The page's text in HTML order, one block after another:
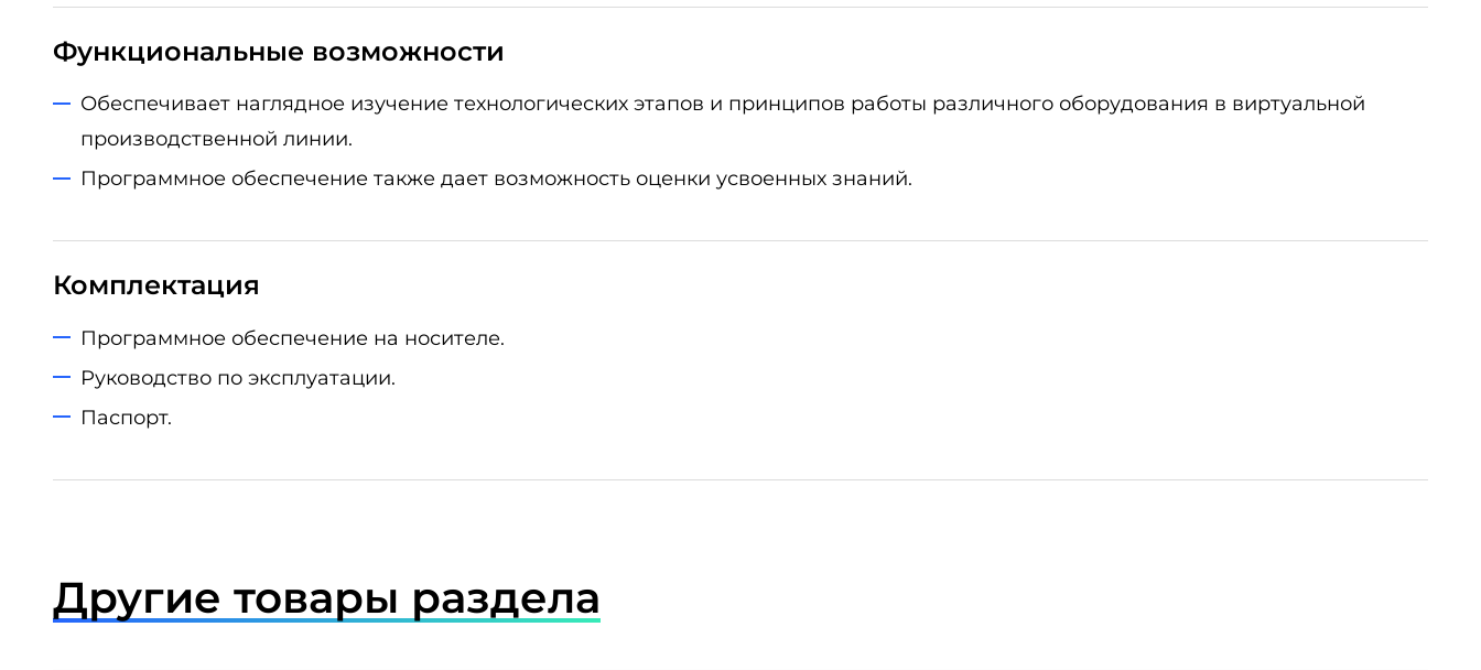
Функциональные возможности
Обеспечивает наглядное изучение технологических этапов и принципов работы различного оборудования в виртуальной
производственной линии.
Программное обеспечение также дает возможность оценки усвоенных знаний.
Комплектация
Программное обеспечение на носителе.
Руководство по эксплуатации.
Паспорт.
Другие товары раздела